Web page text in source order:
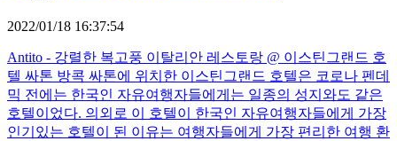
2022/01/18 16:37:54
Antito - 강렬한 복고풍 이탈리안 레스토랑 @ 이스틴그랜드 호
텔 싸톤 방콕 싸톤에 위치한 이스틴그랜드 호텔은 코로나 펜데
믹 전에는 한국인 자유여행자들에게는 일종의 성지와도 같은
호텔이었다. 의외로 이 호텔이 한국인 자유여행자들에게 가장
인기있는 호텔이 된 이유는 여행자들에게 가장 편리한 여행 환